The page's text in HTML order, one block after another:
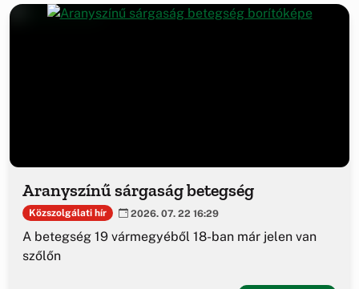
Aranyszínű sárgaság betegség
Közszolgálati hír 2026. 07. 22 16:29
A betegség 19 vármegyéből 18-ban már jelen van
szőlőn